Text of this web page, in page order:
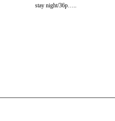
stay night/36p…..